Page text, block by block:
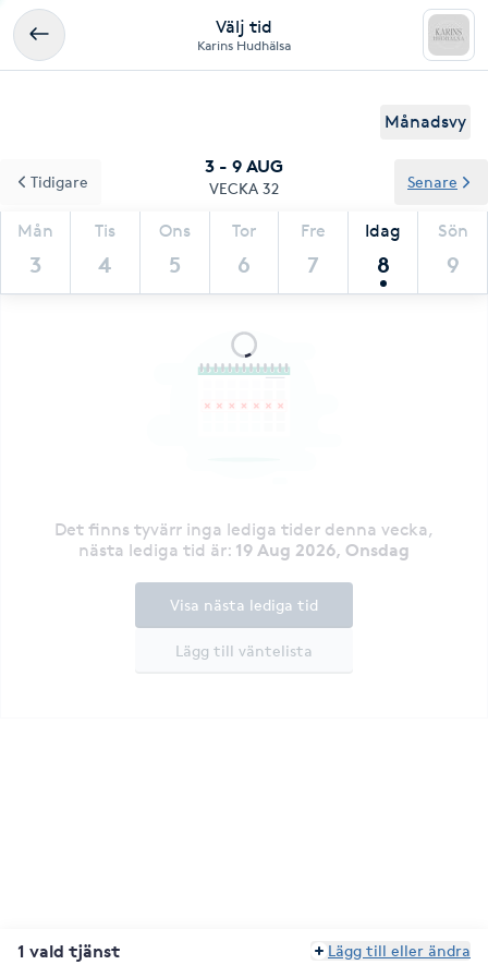
Välj tid
Karins Hudhälsa
Månadsvy
3 - 9 AUG
VECKA 32
Mån
3
Tis
4
Ons
5
Tor
6
Fre
7
Idag
8
Sön
9
Tidigare Senare
Det finns tyvärr inga lediga tider denna vecka,
nästa lediga tid är: 19 Aug 2026, Onsdag
Lägg till väntelista
Visa nästa lediga tid
1 vald tjänst Lägg till eller ändra